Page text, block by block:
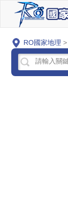
RO國家地理 >